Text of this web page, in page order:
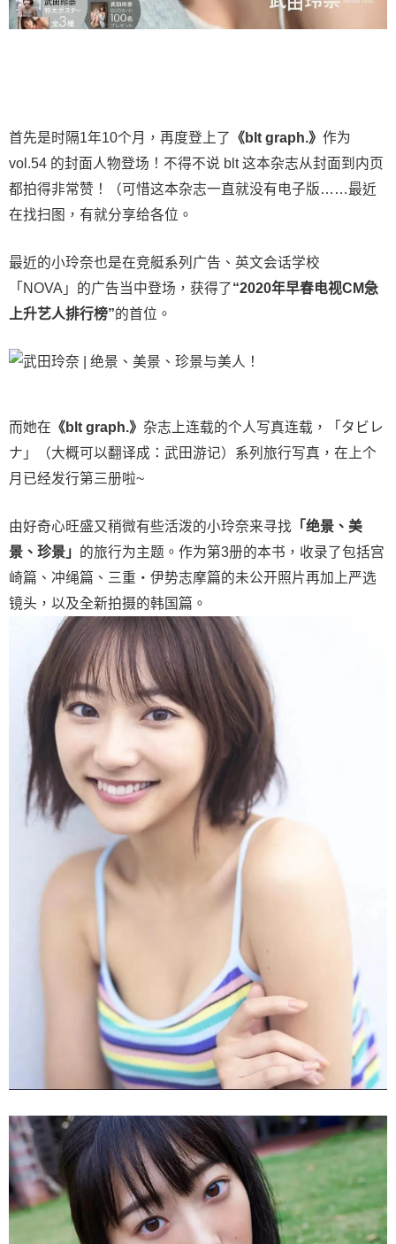
首先是时隔1年10个月，再度登上了 《blt graph.》 作为
vol.54 的封面人物登场！不得不说 blt 这本杂志从封面到内页
都拍得非常赞！（可惜这本杂志一直就没有电子版……最近
在找扫图，有就分享给各位。
最近的小玲奈也是在竞艇系列广告、英文会话学校
「NOVA」的广告当中登场，获得了“2020年早春电视CM急
上升艺人排行榜”的首位。
而她在 《blt graph.》 杂志上连载的个人写真连载，「タビレ
ナ」（大概可以翻译成：武田游记）系列旅行写真，在上个
月已经发行第三册啦~
由好奇心旺盛又稍微有些活泼的小玲奈来寻找 「绝景、美
景、珍景」 的旅行为主题。作为第3册的本书，收录了包括宫
崎篇、冲绳篇、三重・伊势志摩篇的未公开照片再加上严选
镜头，以及全新拍摄的韩国篇。